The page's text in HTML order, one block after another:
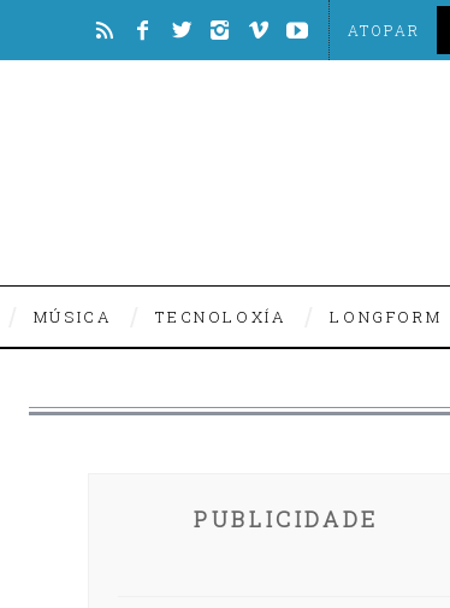
MÚSICA TECNOLOXÍA LONGFORM
PUBLICIDADE